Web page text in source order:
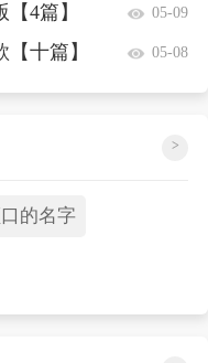
4篇】 05-09
十篇】 05-08
>
的名字